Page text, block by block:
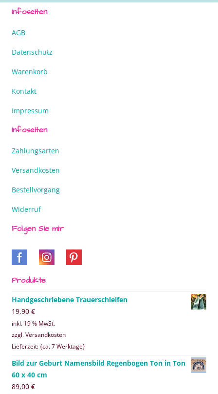
Infoseiten
AGB
Datenschutz
Warenkorb
Kontakt
Impressum
Infoseiten
Zahlungsarten
Versandkosten
Bestellvorgang
Widerruf
Folgen Sie mir
Produkte
Handgeschriebene Trauerschleifen
19,90 €
inkl. 19 % MwSt.
zzgl. Versandkosten
Lieferzeit: {ca. 7 Werktage}
Bild zur Geburt Namensbild Regenbogen Ton in Ton
60 x 40 cm
89,00 €